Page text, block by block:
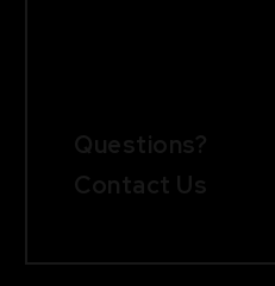
Questions?
Contact Us